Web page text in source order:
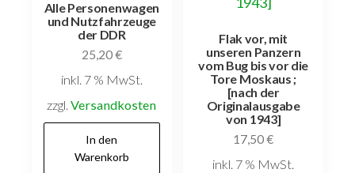
Alle Personenwagen
und Nutzfahrzeuge
der DDR
25,20€
inkl. 7 % MwSt.
zzgl.Versandkosten
In den
Warenkorb
Flak vor, mit
unseren Panzern
vom Bug bis vor die
Tore Moskaus ;
[nach der
Originalausgabe
von 1943]
17,50€
inkl. 7 % MwSt.